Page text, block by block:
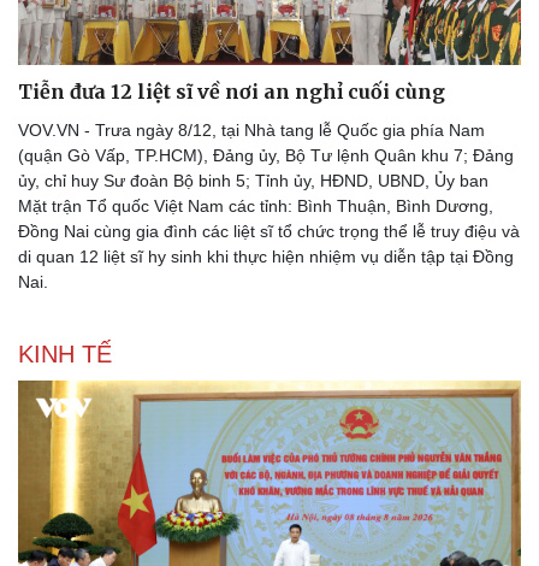
Pháp luật
Vụ án
Tin nóng
Tư vấn luật
Quân sự - Quốc phòng
Vũ khí
Việt Nam
Phân tích
Tiễn đưa 12 liệt sĩ về nơi an nghỉ cuối cùng
VOV.VN - Trưa ngày 8/12, tại Nhà tang lễ Quốc gia phía Nam
(quận Gò Vấp, TP.HCM), Đảng ủy, Bộ Tư lệnh Quân khu 7; Đảng
ủy, chỉ huy Sư đoàn Bộ binh 5; Tỉnh ủy, HĐND, UBND, Ủy ban
Mặt trận Tổ quốc Việt Nam các tỉnh: Bình Thuận, Bình Dương,
Đồng Nai cùng gia đình các liệt sĩ tổ chức trọng thể lễ truy điệu và
di quan 12 liệt sĩ hy sinh khi thực hiện nhiệm vụ diễn tập tại Đồng
Nai.
KINH TẾ